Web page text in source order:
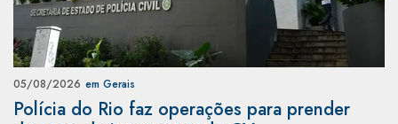
05/08/2026 em Gerais
Polícia do Rio faz operações para prender